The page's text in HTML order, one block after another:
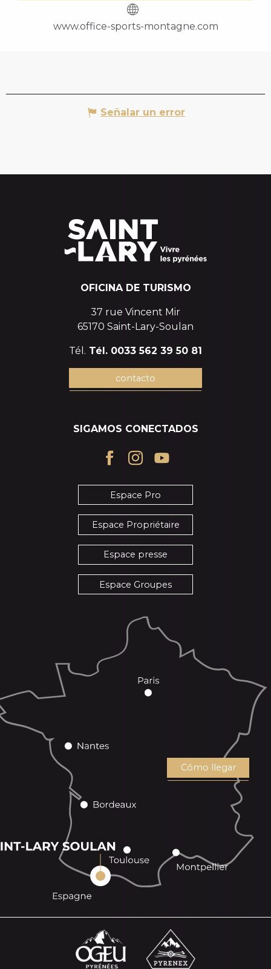
www.office-sports-montagne.com
Señalar un error
OFICINA DE TURISMO
37 rue Vincent Mir
65170 Saint-Lary-Soulan
Tél. Tél. 0033 562 39 50 81
contacto
SIGAMOS CONECTADOS
Espace Pro
Espace Propriétaire
Espace presse
Espace Groupes
Cómo llegar